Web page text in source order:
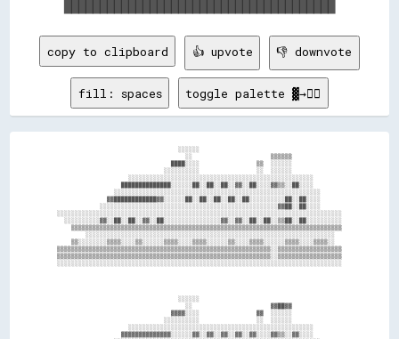
copy to clipboard 👍 upvote 👎 downvote
fill: spaces toggle palette ▓→✊🏽
                                    ░░░░░░
                                      ░░                      ▒▒▒▒▒▒
                                  ████░░░░                ▒▒  ░░░░░░
                                ░░░░░░░░░░                ░░  ░░░░░░
                      ░░░░░░░░░░░░░░░░░░░░░░░░░░░░░░░░░░░░░░░░░░░░░░░░░░░░
                    ██████████████░░░░░░██░░██░░██░░▓▓░░██░░░░▓▓▒▒░░██░░░░
                  ░░░░░░░░░░░░░░░░░░░░░░░░░░░░░░░░░░░░░░░░░░░░░░░░░░░░░░░░░░
                ▓▓████████████▓▓░░░░░░██░░██░░██░░██░░██░░░░░░░░░░██░░██░░░░
              ░░░░░░░░░░░░░░░░░░░░░░░░░░░░░░░░░░░░░░░░░░░░░░░░░░▓▓██░░██░░░░
  ░░░░░░░░░░░░░░░░░░░░░░░░░░░░░░░░░░░░░░░░░░░░░░░░░░░░░░░░░░░░░░░░░░░░░░░░░░░░░░░░
    ░░░░░░░░░░▓▓░░██░░██░░▓▓░░██░░░░░░░░░░░░░░░░▓▓░░▓▓░░██░░██░░▒▒██░░██░░░░░░░░░░
      ▒▒▒▒▒▒▒▒▒▒▒▒▒▒▒▒▒▒▒▒▒▒▒▒▒▒▒▒▒▒▒▒▒▒▒▒▒▒▒▒▒▒▒▒▒▒▒▒▒▒▒▒▒▒▒▒▒▒▒▒▒▒▒▒▒▒▒▒▒▒▒▒▒▒▒▒
          ░░░░░░░░░░░░░░░░░░░░░░░░░░░░░░░░░░░░░░░░░░░░░░░░░░░░░░░░░░░░░░░░░░░░░░
      ▒▒░░░░░░░░▒▒▒▒░░░░▒▒░░░░░░▒▒▒▒░░░░▒▒▒▒░░░░░░▒▒░░░░▒▒▒▒░░░░░░▒▒▒▒░░░░▒▒▒▒░░
  ▒▒▒▒▒▒▒▒▒▒▒▒▒▒▒▒▒▒▒▒▒▒▒▒▒▒▒▒▒▒▒▒▒▒▒▒▒▒▒▒▒▒▒▒▒▒▒▒▒▒▒▒▒▒▒▒▒▒▒▒░░▒▒▒▒▒▒▒▒▒▒▒▒▒▒▒▒▒▒
  ▒▒▒▒▒▒▒▒▒▒▒▒▒▒▒▒▒▒▒▒▒▒▒▒▒▒▒▒▒▒▒▒▒▒▒▒▒▒▒▒▒▒▒▒▒▒▒▒▒▒▒▒▒▒▒▒▒▒▒▒░░▒▒▒▒▒▒▒▒▒▒▒▒▒▒▒▒▒▒
  ░░░░░░░░░░░░░░░░░░░░░░░░░░░░░░░░░░░░░░░░░░░░░░░░░░░░░░░░░░░░░░░░░░░░░░░░░░░░░░░░
                                    ░░░░░░
                                      ░░                      ▓▓██▓▓
                                  ▓▓▓▓░░░░                ▓▓  ░░░░░░
                                ░░░░░░░░░░                ░░  ░░░░░░
                      ░░░░░░░░░░░░░░░░░░░░░░░░░░░░░░░░░░░░░░░░░░░░░░░░░░░░
                    ▓▓▓▓▓▓▓▓▓▓▓▓▓▓░░░░░░▓▓░░▓▓░░▓▓░░▓▓░░▓▓░░░░▓▓▒▒░░▓▓░░░░